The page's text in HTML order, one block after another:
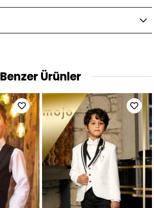
Benzer Ürünler